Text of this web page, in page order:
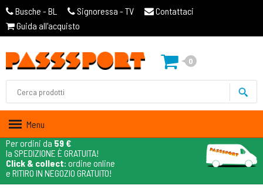
Busche - BL Signoressa - TV
Contattaci
Guida all'acquisto
0
Menu
Per ordini da 59 €
la SPEDIZIONE È GRATUITA!
Click & collect: ordine online
e RITIRO IN NEGOZIO GRATUITO!